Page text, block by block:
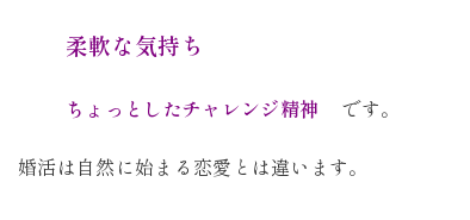
柔軟な気持ち
ちょっとしたチャレンジ精神 です。
婚活は自然に始まる恋愛とは違います。